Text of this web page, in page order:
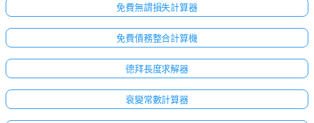
免費無謂損失計算器
免費債務整合計算機
德拜長度求解器
衰變常數計算器